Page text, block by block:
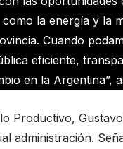
la energía y la
Cuando
eficiente,
en la Argentina”,
Productivo,
administración.